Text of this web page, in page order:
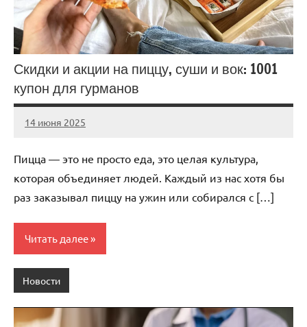
Скидки и акции на пиццу, суши и вок: 1001
купон для гурманов
14 июня 2025
Avtor
Нет
Пицца — это не просто еда, это целая культура,
которая объединяет людей. Каждый из нас хотя бы
раз заказывал пиццу на ужин или собирался с […]
Читать далее
Новости